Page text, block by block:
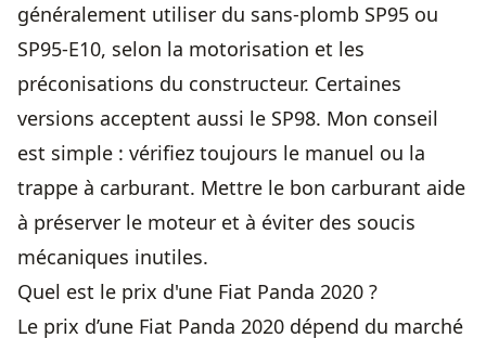
généralement utiliser du sans-plomb SP95 ou
SP95-E10, selon la motorisation et les
préconisations du constructeur. Certaines
versions acceptent aussi le SP98. Mon conseil
est simple : vérifiez toujours le manuel ou la
trappe à carburant. Mettre le bon carburant aide
à préserver le moteur et à éviter des soucis
mécaniques inutiles.
Quel est le prix d'une Fiat Panda 2020 ?
Le prix d’une Fiat Panda 2020 dépend du marché